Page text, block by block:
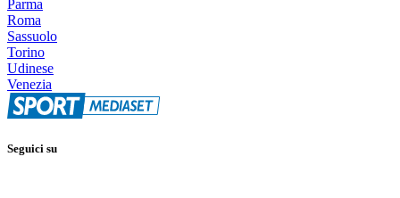
Parma
Roma
Sassuolo
Torino
Udinese
Venezia
Seguici su